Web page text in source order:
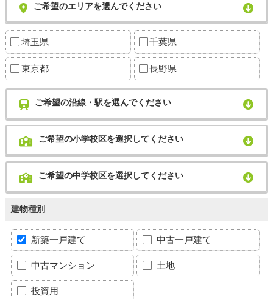
ご希望のエリアを選んでください
埼玉県 千葉県
東京都 長野県
ご希望の沿線・駅を選んでください
ご希望の小学校区を選択してください
ご希望の中学校区を選択してください
建物種別
新築一戸建て 中古一戸建て
中古マンション 土地
投資用